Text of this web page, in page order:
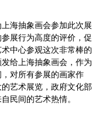
海抽象画会参加此次展
展行为高度的评价，促
中心参观这次非常棒的
给上海抽象画会，作为
对所有参展的画家作
艺术展览，政府文化部
民间的艺术热情。